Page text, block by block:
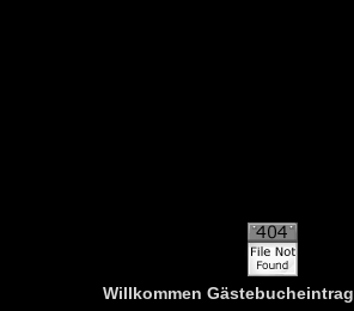
Willkommen Gästebucheintrag